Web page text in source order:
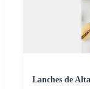
Lanches de